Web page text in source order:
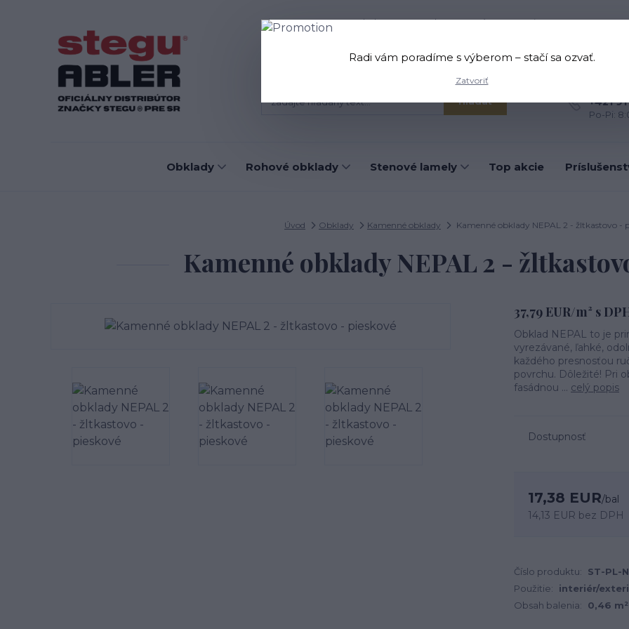
Blog Doprava a platba Kontakt O nás Viac
Hľadať +421
Po-Pi:
Obklady Rohové obklady Stenové lamely Top akcie
Úvod Obklady Kamenné obklady Kamenné obklady NEPAL 2 - žltkastovo -
Kamenné obklady NEPAL 2 -
37,79 EUR/m² s
Obklad NEPAL to je
vyrezávané, ľahké,
každého presnosťou
povrchu. Dôležité! Pri
fasádnou ... celý popis
Dostupnosť
17,38 EUR/bal
14,13 EUR bez DPH
Číslo produktu:
ST-PL-
Použitie:
interiér/
Obsah balenia:
0,46
Radi vám poradíme s výberom – stačí sa ozvať.
Zatvoriť